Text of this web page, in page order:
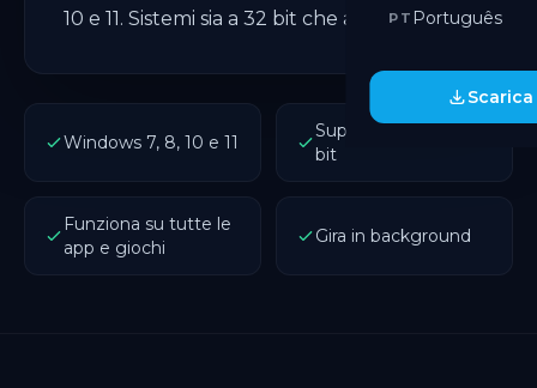
PT Português
10 e 11. Sistemi sia a 32 bit che a 64 bit.
Windows 7, 8, 10 e 11
Supporto 32 bit e 64
bit
Funziona su tutte le
app e giochi
Gira in background